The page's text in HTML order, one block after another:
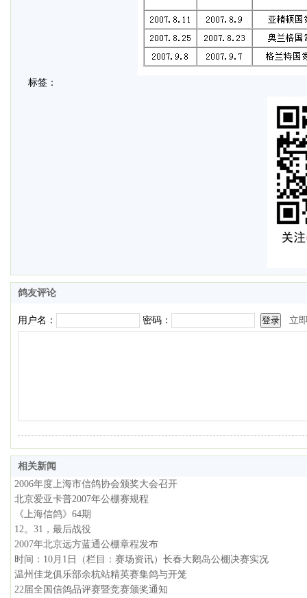
标签：
鸽友评论
用户名： 密码： 立
相关新闻
2006年度上海市信鸽协会颁奖大会召开
北京爱亚卡普2007年公棚赛规程
《上海信鸽》64期
12。31，最后战役
2007年北京远方蓝通公棚章程发布
时间：10月1日（栏目：赛场资讯）长春大鹅岛公棚决赛实况
温州佳龙俱乐部余杭站精英赛集鸽与开笼
22届全国信鸽品评赛暨竞赛颁奖通知